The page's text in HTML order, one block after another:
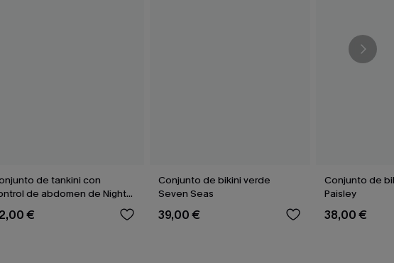
de tankini con
de abdomen de Night
€
Conjunto de bikini verde
Seven Seas
39,00 €
Conjunto de
Paisley
38,00 €